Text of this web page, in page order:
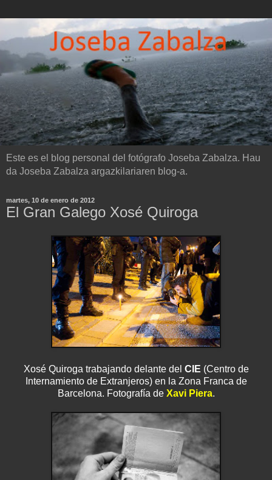
Este es el blog personal del fotógrafo Joseba Zabalza. Hau
da Joseba Zabalza argazkilariaren blog-a.
martes, 10 de enero de 2012
El Gran Galego Xosé Quiroga
Xosé Quiroga trabajando delante del CIE (Centro de
Internamiento de Extranjeros) en la Zona Franca de
Barcelona. Fotografía de Xavi Piera.